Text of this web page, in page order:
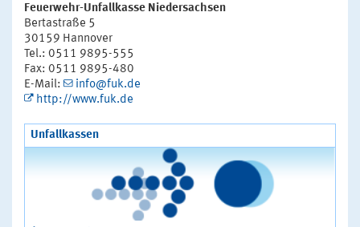
Feuerwehr-Unfallkasse Niedersachsen
Bertastraße 5
30159 Hannover
Tel.: 0511 9895-555
Fax: 0511 9895-480
E-Mail:
info@fuk.de
http://www.fuk.de
Unfallkassen